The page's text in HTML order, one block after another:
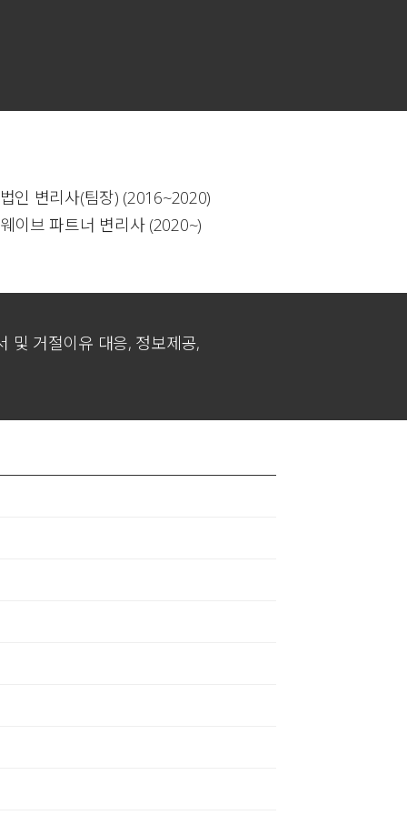
인 변리사(팀장) (2016~2020)
이브 파트너 변리사 (2020~)
및 거절이유 대응, 정보제공,